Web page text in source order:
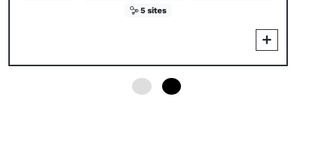
5 sites